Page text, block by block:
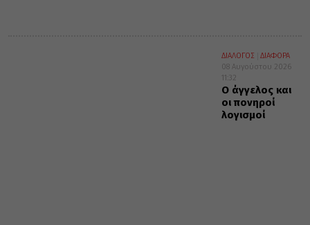
ΔΙΑΛΟΓΟΣ
ΔΙΑΦΟΡΑ
08 Αυγούστου 2026
11:32
Ο άγγελος και
οι πονηροί
λογισμοί